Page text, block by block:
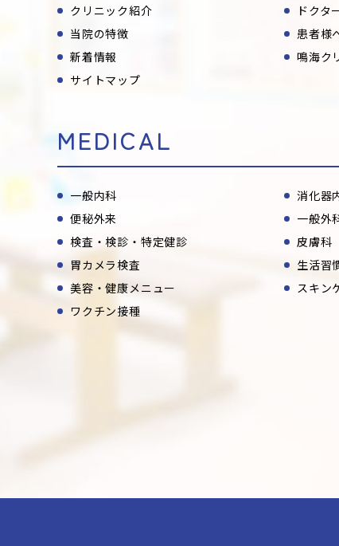
クリニック紹介
ドクタ
当院の特徴
患者様
新着情報
鳴海ク
サイトマップ
MEDICAL
一般内科
消化器
便秘外来
一般外
検査・検診・特定健診
皮膚科
胃カメラ検査
生活習
美容・健康メニュー
スキン
ワクチン接種